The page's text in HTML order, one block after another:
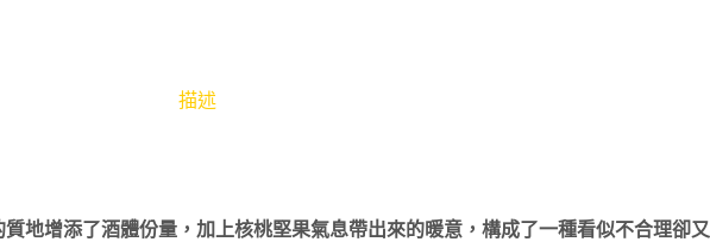
描述
地增添了酒體份量，加上核桃堅果氣息帶出來的暖意，構成了一種看似不合理卻